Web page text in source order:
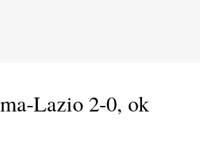
Lazio 2-0, ok